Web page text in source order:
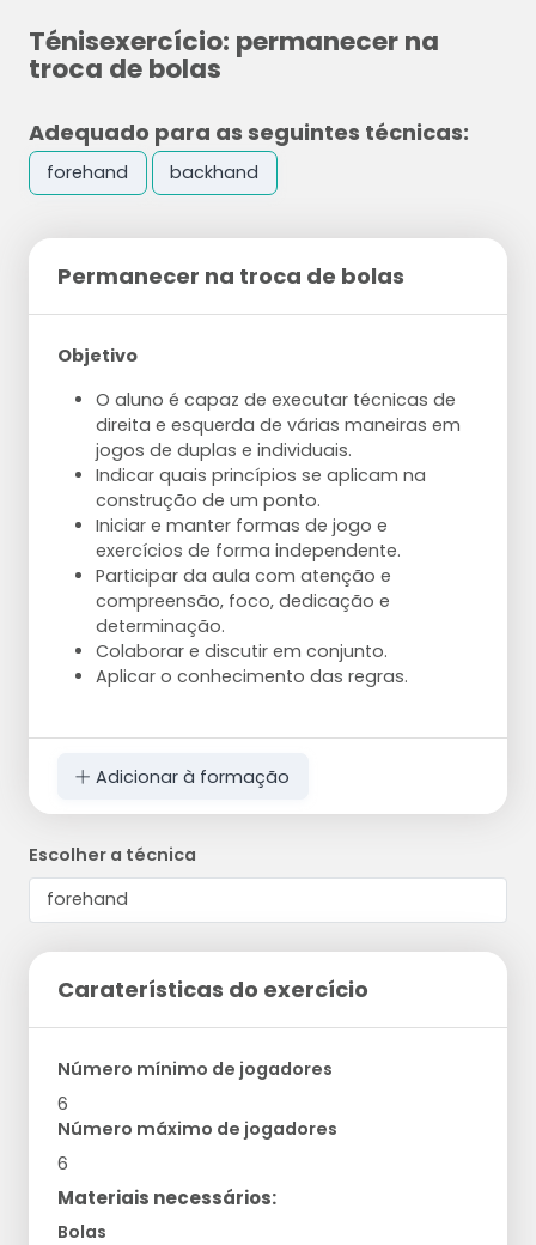
Ténisexercício: permanecer na
troca de bolas
Adequado para as seguintes técnicas:
forehand backhand
Permanecer na troca de bolas
Objetivo
O aluno é capaz de executar técnicas de
direita e esquerda de várias maneiras em
jogos de duplas e individuais.
Indicar quais princípios se aplicam na
construção de um ponto.
Iniciar e manter formas de jogo e
exercícios de forma independente.
Participar da aula com atenção e
compreensão, foco, dedicação e
determinação.
Colaborar e discutir em conjunto.
Aplicar o conhecimento das regras.
Adicionar à formação
Escolher a técnica
Caraterísticas do exercício
Número mínimo de jogadores
6
Número máximo de jogadores
6
Materiais necessários:
Bolas